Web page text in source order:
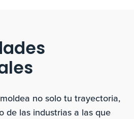
no solo tu trayectoria,
de las industrias a las que